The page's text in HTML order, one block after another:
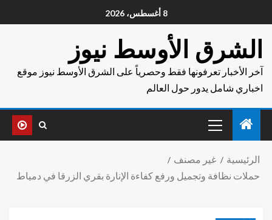
8 أغسطس، 2026
الشرق الأوسط نيوز
آخر الأخبار تعرفونها فقط وحصرياً على الشرق الأوسط نيوز موقع
اخباري شامل يدور حول العالم
الرئيسية
غير مصنف
حملات نظافة وتجميل ورفع كفاءة الإنارة بقري الزرقا في دمياط